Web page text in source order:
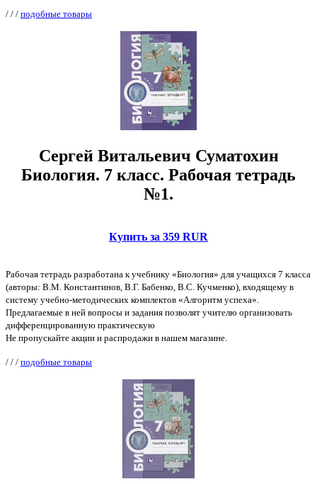
/ / / подобные товары
Сергей Витальевич Суматохин
Биология. 7 класс. Рабочая тетрадь
№1.
Купить за 359 RUR
Рабочая тетрадь разработана к учебнику «Биология» для учащихся 7 класса
(авторы: В.М. Константинов, В.Г. Бабенко, B.C. Кучменко), входящему в
систему учебно-методических комплектов «Алгоритм успеха».
Предлагаемые в ней вопросы и задания позволят учителю организовать
дифференцированную практическую
Не пропускайте акции и распродажи в нашем магазине.
/ / / подобные товары